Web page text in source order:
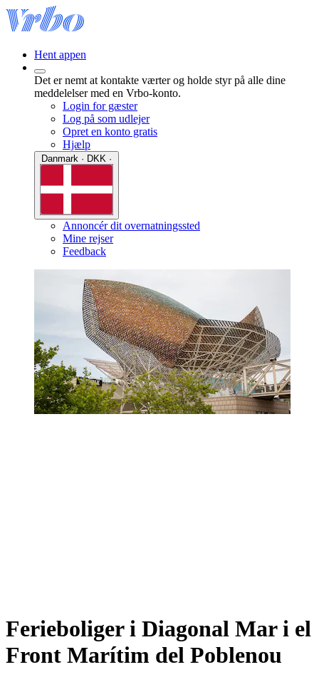
Hent appen
Det er nemt at kontakte værter og holde styr på alle dine
meddelelser med en Vrbo-konto.
Login for gæster
Log på som udlejer
Opret en konto gratis
Hjælp
Annoncér dit overnatningssted
Mine rejser
Feedback
Ferieboliger i Diagonal Mar i el
Front Marítim del Poblenou